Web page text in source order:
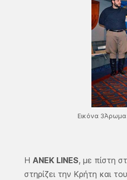
Εικόνα
ΗΑΝΕΚ LINES, με πίστη
στηρίζει την Κρήτη και